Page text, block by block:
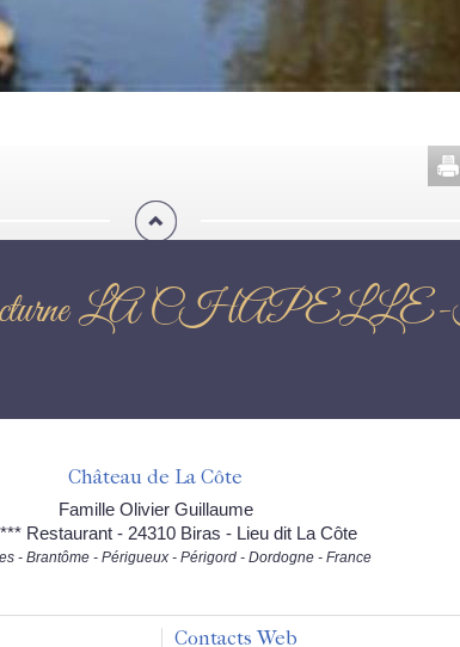
en nocturne LA
Château de La Côte
Famille Olivier Guillaume
Restaurant - 24310 Biras - Lieu dit La Côte
- Brantôme - Périgueux - Périgord - Dordogne - France
Contacts Web